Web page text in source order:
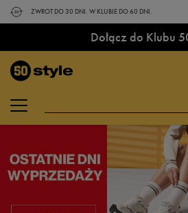
ZWROT DO 30 DNI. W KLUBIE DO 60 DNI.
Dołącz do Klubu